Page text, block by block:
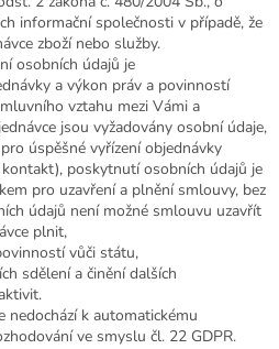
informační společnosti v případě, že
zboží nebo služby.
osobních údajů je
a výkon práv a povinností
vztahu mezi Vámi a
jsou vyžadovány osobní údaje,
úspěšné vyřízení objednávky
kontakt), poskytnutí osobních údajů je
pro uzavření a plnění smlouvy, bez
údajů není možné smlouvu uzavřít
plnit,
vůči státu,
sdělení a činění dalších
nedochází k automatickému
ve smyslu čl. 22 GDPR.